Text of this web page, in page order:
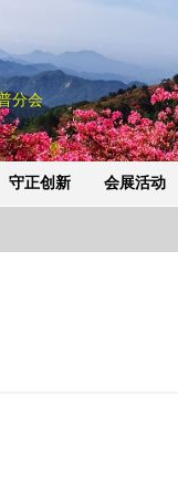
分会
守正创新 会展活动